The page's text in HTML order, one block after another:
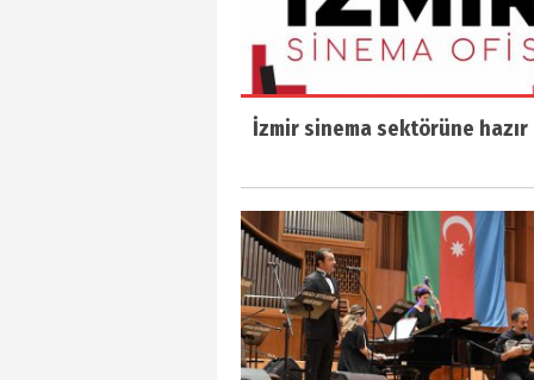
İzmir sinema sektörüne hazır